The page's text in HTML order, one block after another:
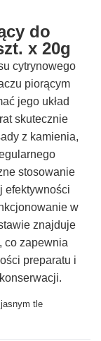
do
x 20g
cytrynowego
piorącym
jego układ
skutecznie
z kamienia,
stosowanie
efektywności
w
znajduje
co zapewnia
preparatu i